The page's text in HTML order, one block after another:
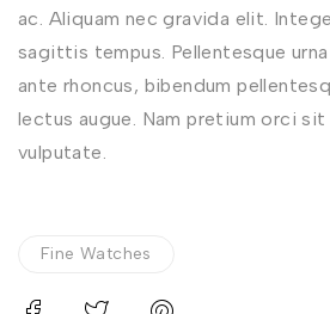
ac. Aliquam nec gravida elit.
sagittis tempus. Pellentesque
ante rhoncus, bibendum
lectus augue. Nam pretium orci
vulputate.
Fine Watches